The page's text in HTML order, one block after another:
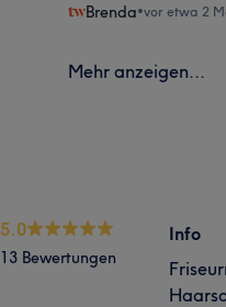
Brenda•vor etwa 2
Mehr anzeigen...
5.0
13 Bewertungen
Info